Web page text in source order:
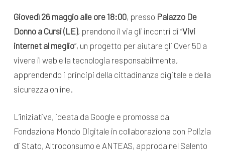
Giovedì 26 maggio alle ore 18:00, presso Palazzo De
Donno a Cursi (LE), prendono il via gli incontri di “Vivi
internet al meglio“, un progetto per aiutare gli Over 50 a
vivere il web e la tecnologia responsabilmente,
apprendendo i principi della cittadinanza digitale e della
sicurezza online.
L’iniziativa, ideata da Google e promossa da
Fondazione Mondo Digitale in collaborazione con Polizia
di Stato, Altroconsumo e ANTEAS, approda nel Salento
appuntamenti
News
Appuntamenti
Videomagazine
e blog progetti